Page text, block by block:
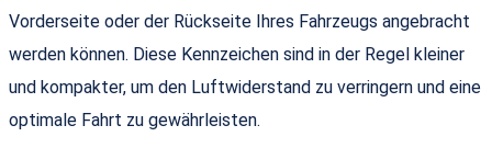
Vorderseite oder der Rückseite Ihres Fahrzeugs angebracht
werden können. Diese Kennzeichen sind in der Regel kleiner
und kompakter, um den Luftwiderstand zu verringern und eine
optimale Fahrt zu gewährleisten.